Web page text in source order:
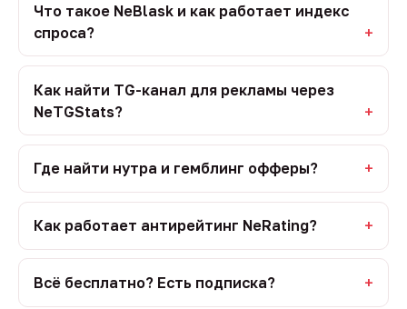
Что такое NeBlask и как работает индекс
спроса?
Как найти TG-канал для рекламы через
NeTGStats?
Где найти нутра и гемблинг офферы?
Как работает антирейтинг NeRating?
Всё бесплатно? Есть подписка?